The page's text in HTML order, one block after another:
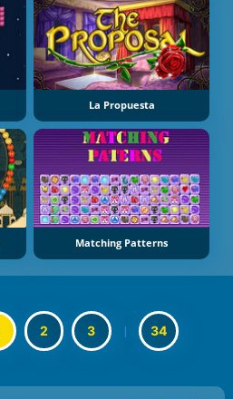
La Propuesta
Matching Patterns
2 3 | 34